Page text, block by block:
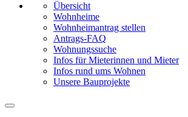
Übersicht
Wohnheime
Wohnheimantrag stellen
Antrags-FAQ
Wohnungssuche
Infos für Mieterinnen und Mieter
Infos rund ums Wohnen
Unsere Bauprojekte